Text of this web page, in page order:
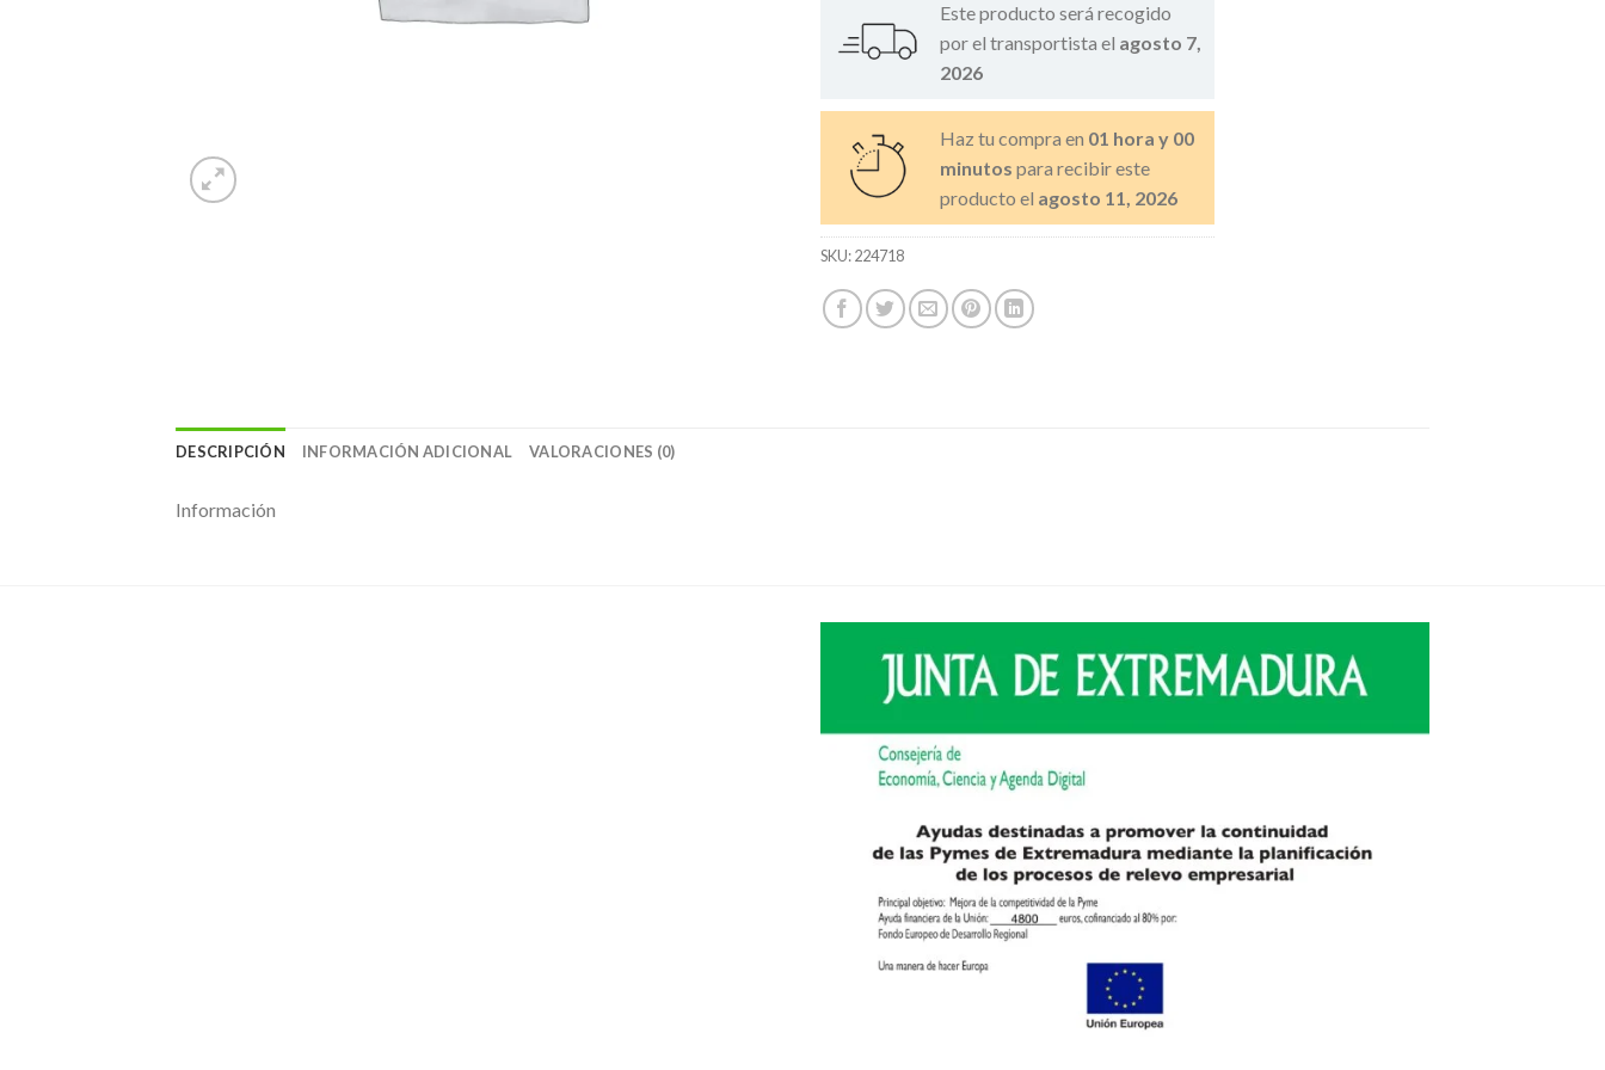
Este producto será recogido
por el transportista el agosto 7,
2026
Haz tu compra en 01 hora y 00
minutos para recibir este
producto el agosto 11, 2026
SKU:224718
DESCRIPCIÓN INFORMACIÓN ADICIONAL VALORACIONES (0)
Información